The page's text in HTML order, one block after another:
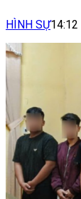
HÌNH SỰ14:12